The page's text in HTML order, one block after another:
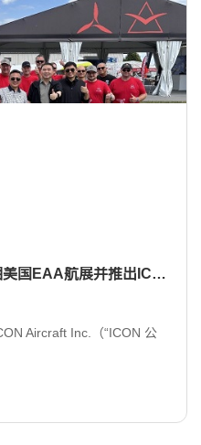
上工申贝ICON Aircraft亮相美国EAA航展并推出ICON Sense：水陆两栖飞行安全的重大突破
Aircraft Inc.（“ICON 公